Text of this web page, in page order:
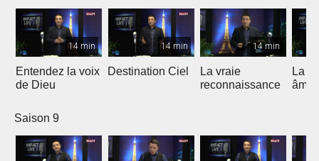
14 min
Entendez la voix
de Dieu
14 min
Destination Ciel
14 min
La vraie
reconnaissance
La
âme
Saison 9